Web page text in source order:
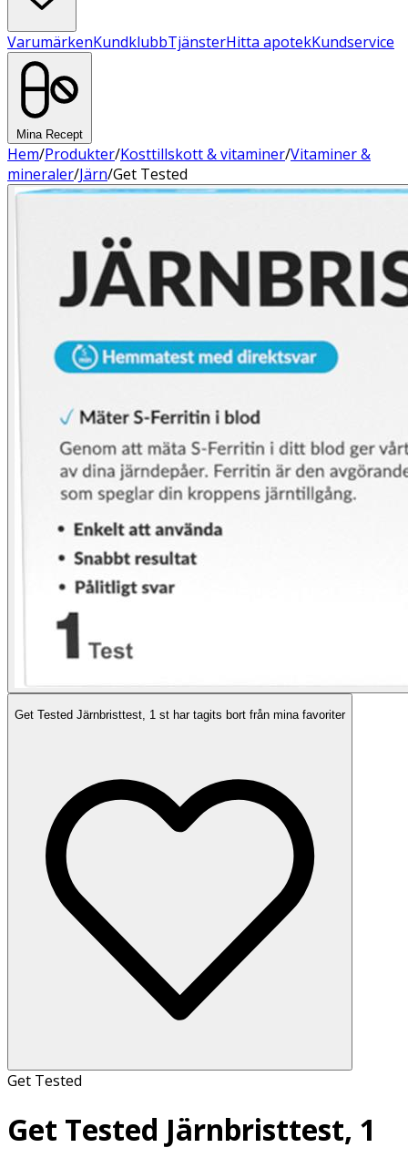
VarumärkenKundklubbTjänsterHitta apotekKundservice
Mina Recept
Hem/Produkter/Kosttillskott & vitaminer/Vitaminer &
mineraler/Järn/Get Tested
Get Tested Järnbristtest, 1 st har tagits bort från mina favoriter
Get Tested
Get Tested Järnbristtest, 1